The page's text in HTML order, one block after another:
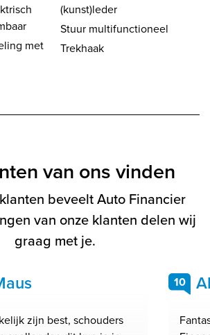
met
(kunst)leder
Stuur multifunctioneel
Trekhaak
van ons vinden
beveelt Auto Financier
van onze klanten delen wij
graag met je.
zijn best, schouders
10